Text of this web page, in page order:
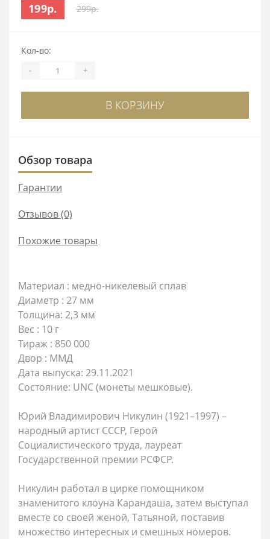
199р. 299р.
Кол-во:
- +
В КОРЗИНУ
Обзор товара
Гарантии
Отзывов (0)
Похожие товары
Материал : медно-никелевый сплав
Диаметр : 27 мм
Толщина: 2,3 мм
Вес : 10 г
Тираж : 850 000
Двор : ММД
Дата выпуска: 29.11.2021
Состояние: UNC (монеты мешковые).
Юрий Владимирович Никулин (1921–1997) –
народный артист СССР, Герой
Социалистического труда, лауреат
Государственной премии РСФСР.
Никулин работал в цирке помощником
знаменитого клоуна Карандаша, затем выступал
вместе со своей женой, Татьяной, поставив
множество интересных и смешных номеров.